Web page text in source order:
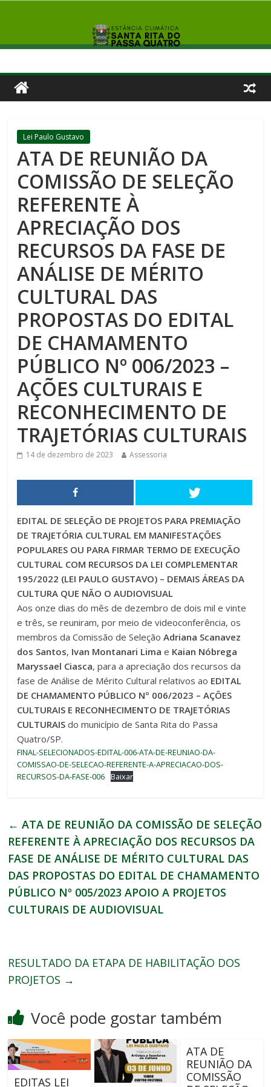
Lei Paulo Gustavo
ATA DE REUNIÃO DA
COMISSÃO DE SELEÇÃO
REFERENTE À
APRECIAÇÃO DOS
RECURSOS DA FASE DE
ANÁLISE DE MÉRITO
CULTURAL DAS
PROPOSTAS DO EDITAL
DE CHAMAMENTO
PÚBLICO Nº 006/2023 –
AÇÕES CULTURAIS E
RECONHECIMENTO DE
TRAJETÓRIAS CULTURAIS
14 de dezembro de 2023 Assessoria
EDITAL DE SELEÇÃO DE PROJETOS PARA PREMIAÇÃO
DE TRAJETÓRIA CULTURAL EM MANIFESTAÇÕES
POPULARES OU PARA FIRMAR TERMO DE EXECUÇÃO
CULTURAL COM RECURSOS DA LEI COMPLEMENTAR
195/2022 (LEI PAULO GUSTAVO) – DEMAIS ÁREAS DA
CULTURA QUE NÃO O AUDIOVISUAL
Aos onze dias do mês de dezembro de dois mil e vinte
e três, se reuniram, por meio de videoconferência, os
membros da Comissão de SeleçãoAdriana Scanavez
dos Santos, Ivan Montanari Lima e Kaian Nóbrega
Maryssael Ciasca, para a apreciação dos recursos da
fase de Análise de Mérito Cultural relativos ao EDITAL
DE CHAMAMENTO PÚBLICO Nº 006/2023 – AÇÕES
CULTURAIS E RECONHECIMENTO DE TRAJETÓRIAS
CULTURAISdo município de Santa Rita do Passa
Quatro/SP.
FINAL-SELECIONADOS-EDITAL-006-ATA-DE-REUNIAO-DA-
COMISSAO-DE-SELECAO-REFERENTE-A-APRECIACAO-DOS-
RECURSOS-DA-FASE-006 Baixar
← ATA DE REUNIÃO DA COMISSÃO DE SELEÇÃO
REFERENTE À APRECIAÇÃO DOS RECURSOS DA
FASE DE ANÁLISE DE MÉRITO CULTURAL DAS
DAS PROPOSTAS DO EDITAL DE CHAMAMENTO
PÚBLICO Nº 005/2023 APOIO A PROJETOS
CULTURAIS DE AUDIOVISUAL
RESULTADO DA ETAPA DE HABILITAÇÃO DOS
PROJETOS →
Você pode gostar também
EDITAS LEI
ATA DE
REUNIÃO DA
COMISSÃO